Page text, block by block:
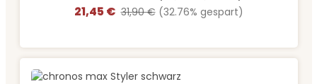
Verkaufspreis:
21,45 € Regulärer Preis:
31,90 € (32.76% gespart)